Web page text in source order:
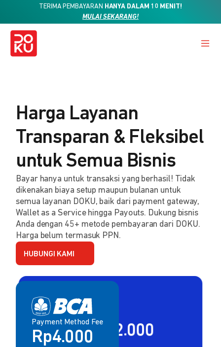
TERIMA PEMBAYARAN HANYA DALAM 10 MENIT!
MULAI SEKARANG!
Harga Layanan
Transparan & Fleksibel
untuk Semua Bisnis
Bayar hanya untuk transaksi yang berhasil! Tidak
dikenakan biaya setup maupun bulanan untuk
semua layanan DOKU, baik dari payment gateway,
Wallet as a Service hingga Payouts. Dukung bisnis
Anda dengan 45+ metode pembayaran dari DOKU.
Harga belum termasuk PPN.
HUBUNGI KAMI
Payment Method Fee
Rp4.000
Payment Method Fee
2,80% + Rp2.000